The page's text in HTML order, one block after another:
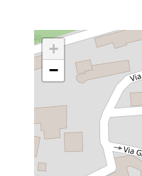
+
−